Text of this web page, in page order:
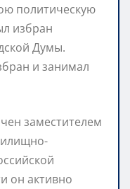
политическую
избран
Думы.
и занимал
заместителем
он активно